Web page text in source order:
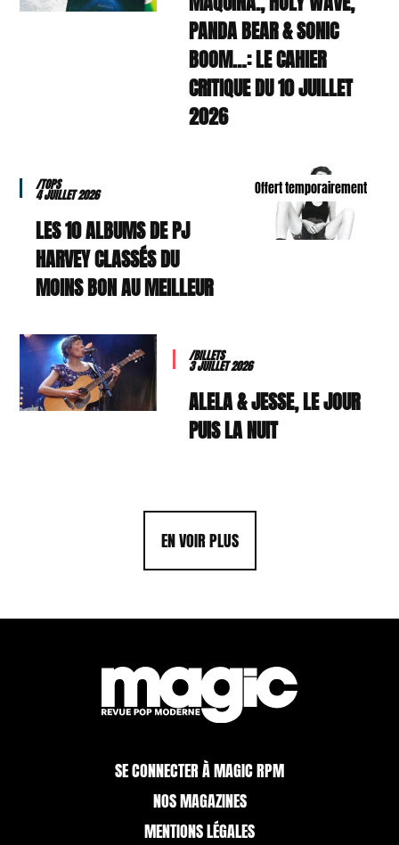
PANDA BEAR & SONIC
BOOM…: LE CAHIER
CRITIQUE DU 10 JUILLET
2026
Offert temporairement
/TOPS
4 JUILLET 2026
LES 10 ALBUMS DE PJ
HARVEY CLASSÉS DU
MOINS BON AU MEILLEUR
/BILLETS
3 JUILLET 2026
ALELA & JESSE, LE JOUR
PUIS LA NUIT
EN VOIR PLUS
SE CONNECTER À MAGIC RPM
NOS MAGAZINES
MENTIONS LÉGALES